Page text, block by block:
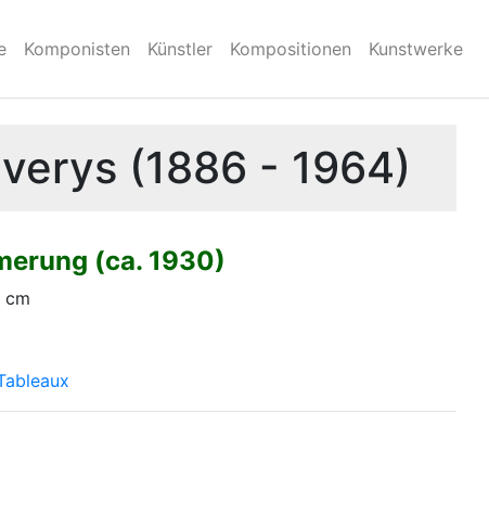
Komponisten Künstler Kompositionen Kunstwerke
(1886 - 1964)
(ca. 1930)
cm